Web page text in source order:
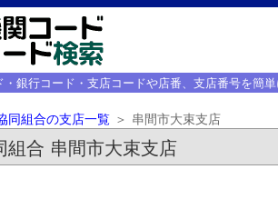
・銀行コード・支店コードや店番、支店番号を簡単
同組合の支店一覧 串間市大束支店
組合 串間市大束支店